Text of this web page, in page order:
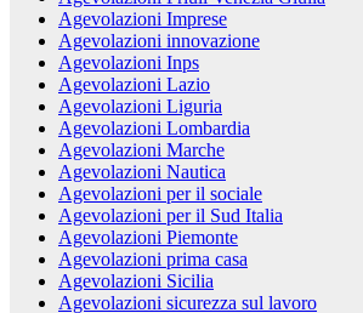
Agevolazioni Imprese
Agevolazioni innovazione
Agevolazioni Inps
Agevolazioni Lazio
Agevolazioni Liguria
Agevolazioni Lombardia
Agevolazioni Marche
Agevolazioni Nautica
Agevolazioni per il sociale
Agevolazioni per il Sud Italia
Agevolazioni Piemonte
Agevolazioni prima casa
Agevolazioni Sicilia
Agevolazioni sicurezza sul lavoro